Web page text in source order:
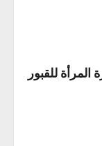
المرأة للقبور